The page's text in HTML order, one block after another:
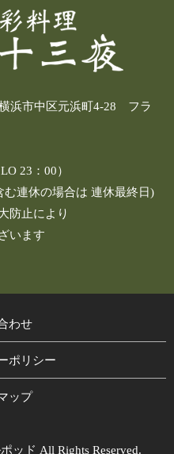
浜市中区元浜町4-28 フラ
23：00）
む連休の場合は 連休最終日)
防止により
います
わせ
ポリシー
ップ
ッド All Rights Reserved.